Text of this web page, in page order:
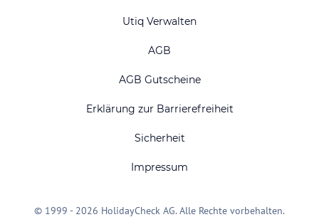
Utiq Verwalten
AGB
AGB Gutscheine
Erklärung zur Barrierefreiheit
Sicherheit
Impressum
© 1999 - 2026 HolidayCheck AG. Alle Rechte vorbehalten.